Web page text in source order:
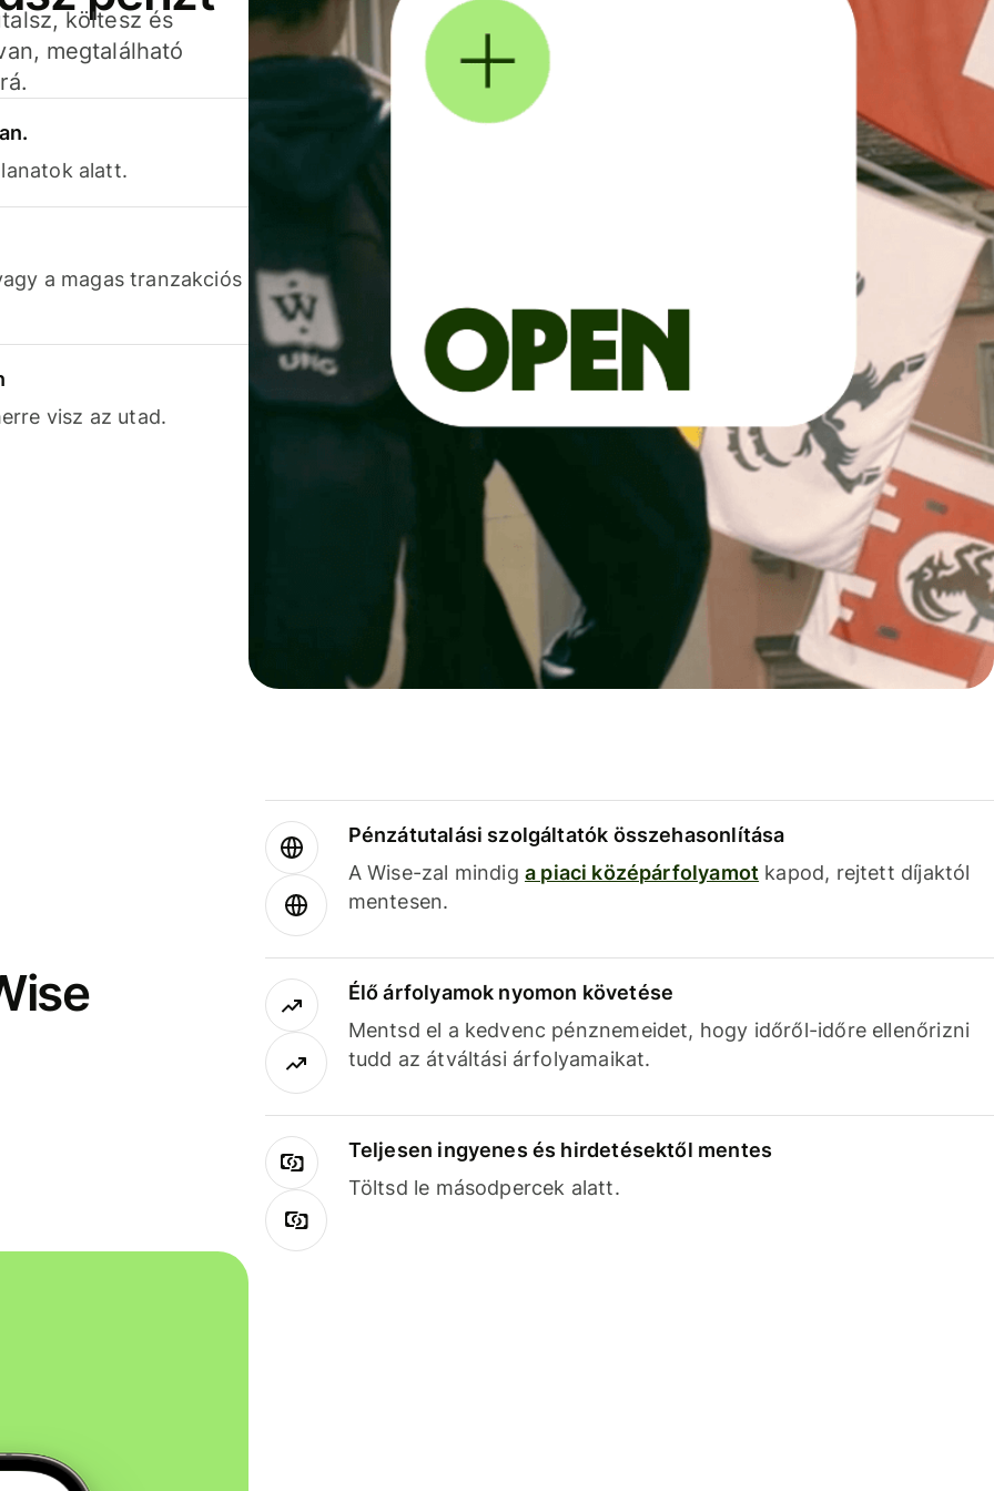
költesz és
megtalálható
alatt.
a magas tranzakciós
visz az utad.
Pénzátutalási szolgáltatók összehasonlítása
A Wise-zal mindig a piaci középárfolyamot kapod, rejtett díjaktól
mentesen.
Élő árfolyamok nyomon követése
Mentsd el a kedvenc pénznemeidet, hogy időről-időre ellenőrizni
tudd az átváltási árfolyamaikat.
Teljesen ingyenes és hirdetésektől mentes
Töltsd le másodpercek alatt.